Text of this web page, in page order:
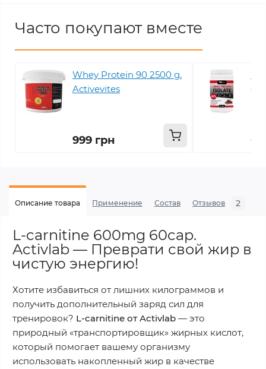
Часто покупают вместе
Whey Protein 90 2500 g.
Activevites
999 грн
g.
Описание товара Применение Состав Отзывов 2
L-carnitine 600mg 60cap.
Activlab — Преврати свой жир в
чистую энергию!
Хотите избавиться от лишних килограммов и
получить дополнительный заряд сил для
тренировок? L-carnitine от Activlab — это
природный «транспортировщик» жирных кислот,
который помогает вашему организму
использовать накопленный жир в качестве